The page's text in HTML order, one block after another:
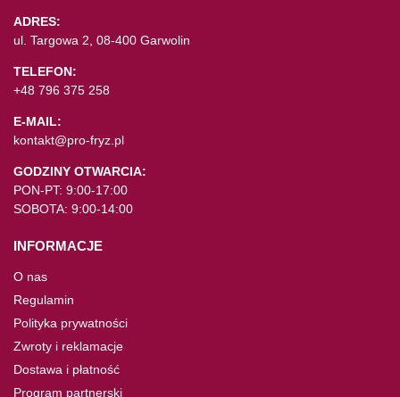
ADRES:
ul. Targowa 2, 08-400 Garwolin
TELEFON:
+48 796 375 258
E-MAIL:
kontakt@pro-fryz.pl
GODZINY OTWARCIA:
PON-PT: 9:00-17:00
SOBOTA: 9:00-14:00
INFORMACJE
O nas
Regulamin
Polityka prywatności
Zwroty i reklamacje
Dostawa i płatność
Program partnerski